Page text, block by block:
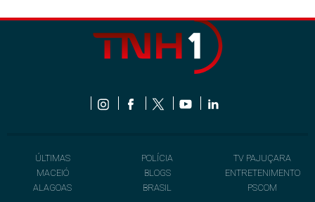
ÚLTIMAS
MACEIÓ
ALAGOAS
POLÍCIA
BLOGS
BRASIL
TV PAJUÇARA
ENTRETENIMENTO
PSCOM